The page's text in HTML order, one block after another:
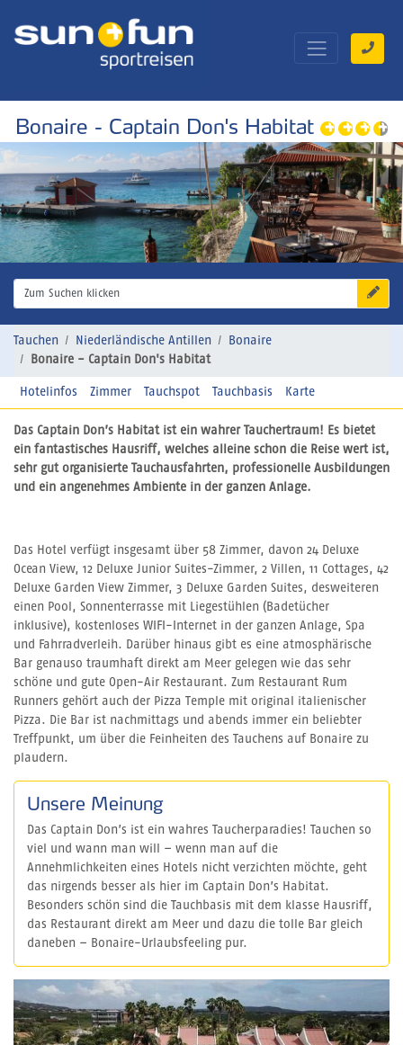
Bonaire - Captain Don's Habitat
Zum Suchen klicken
Tauchen Niederländische Antillen
Bonaire
Bonaire - Captain Don's Habitat
Hotelinfos Zimmer Tauchspot Tauchbasis Karte
Das Captain Don’s Habitat ist ein wahrer Tauchertraum! Es bietet
ein fantastisches Hausriff, welches alleine schon die Reise wert ist,
sehr gut organisierte Tauchausfahrten, professionelle Ausbildungen
und ein angenehmes Ambiente in der ganzen Anlage.
Das Hotel verfügt insgesamt über 58 Zimmer, davon 24 Deluxe
Ocean View, 12 Deluxe Junior Suites-Zimmer, 2 Villen, 11 Cottages, 42
Deluxe Garden View Zimmer, 3 Deluxe Garden Suites, desweiteren
einen Pool, Sonnenterrasse mit Liegestühlen (Badetücher
inklusive), kostenloses WIFI-Internet in der ganzen Anlage, Spa
und Fahrradverleih. Darüber hinaus gibt es eine atmosphärische
Bar genauso traumhaft direkt am Meer gelegen wie das sehr
schöne und gute Open-Air Restaurant. Zum Restaurant Rum
Runners gehört auch der Pizza Temple mit original italienischer
Pizza. Die Bar ist nachmittags und abends immer ein beliebter
Treffpunkt, um über die Feinheiten des Tauchens auf Bonaire zu
plaudern.
Unsere Meinung
Das Captain Don’s ist ein wahres Taucherparadies! Tauchen so
viel und wann man will – wenn man auf die
Annehmlichkeiten eines Hotels nicht verzichten möchte, geht
das nirgends besser als hier im Captain Don’s Habitat.
Besonders schön sind die Tauchbasis mit dem klasse Hausriff,
das Restaurant direkt am Meer und dazu die tolle Bar gleich
daneben – Bonaire-Urlaubsfeeling pur.